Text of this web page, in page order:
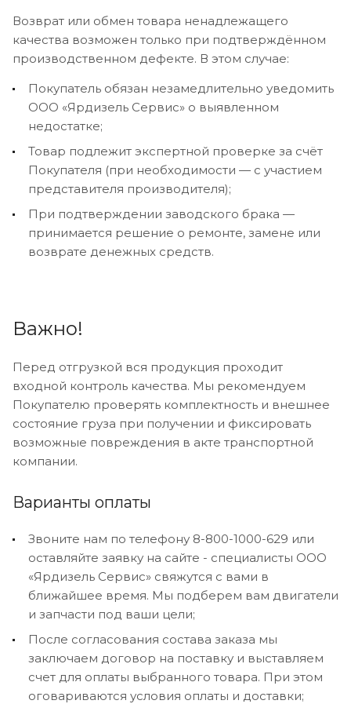
Возврат или обмен товара ненадлежащего
качества возможен только при подтверждённом
производственном дефекте. В этом случае:
Покупатель обязан незамедлительно уведомить
ООО «Ярдизель Сервис» о выявленном
недостатке;
Товар подлежит экспертной проверке за счёт
Покупателя (при необходимости — с участием
представителя производителя);
При подтверждении заводского брака —
принимается решение о ремонте, замене или
возврате денежных средств.
Важно!
Перед отгрузкой вся продукция проходит
входной контроль качества. Мы рекомендуем
Покупателю проверять комплектность и внешнее
состояние груза при получении и фиксировать
возможные повреждения в акте транспортной
компании.
Варианты оплаты
Звоните нам по телефону 8-800-1000-629 или
оставляйте заявку на сайте - специалисты ООО
«Ярдизель Сервис» свяжутся с вами в
ближайшее время. Мы подберем вам двигатели
и запчасти под ваши цели;
После согласования состава заказа мы
заключаем договор на поставку и выставляем
счет для оплаты выбранного товара. При этом
оговариваются условия оплаты и доставки;